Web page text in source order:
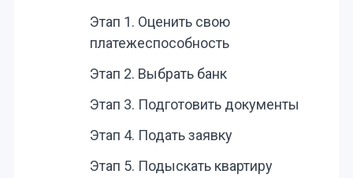
Этап 1. Оценить свою
платежеспособность
Этап 2. Выбрать банк
Этап 3. Подготовить документы
Этап 4. Подать заявку
Этап 5. Подыскать квартиру